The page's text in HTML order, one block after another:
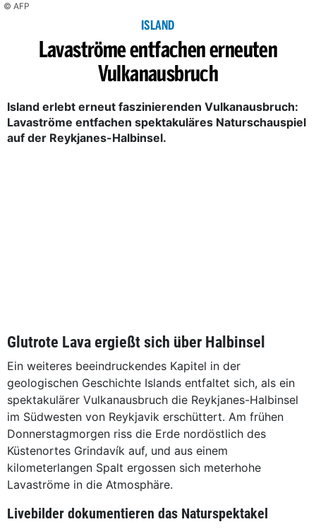
© AFP
ISLAND
Lavaströme entfachen erneuten
Vulkanausbruch
Island erlebt erneut faszinierenden Vulkanausbruch:
Lavaströme entfachen spektakuläres Naturschauspiel
auf der Reykjanes-Halbinsel.
Glutrote Lava ergießt sich über Halbinsel
Ein weiteres beeindruckendes Kapitel in der
geologischen Geschichte Islands entfaltet sich, als ein
spektakulärer Vulkanausbruch die Reykjanes-Halbinsel
im Südwesten von Reykjavik erschüttert. Am frühen
Donnerstagmorgen riss die Erde nordöstlich des
Küstenortes Grindavík auf, und aus einem
kilometerlangen Spalt ergossen sich meterhohe
Lavaströme in die Atmosphäre.
Livebilder dokumentieren das Naturspektakel